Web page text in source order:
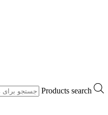
Products search